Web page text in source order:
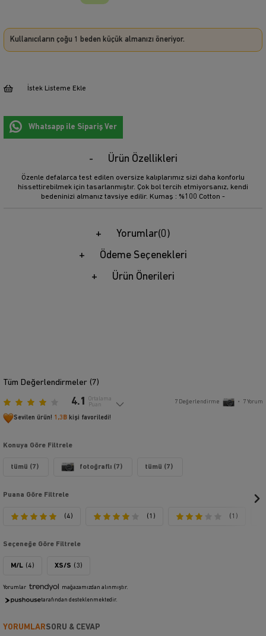
Kullanıcıların çoğu 1 beden küçük almanızı öneriyor.
İstek Listeme Ekle
Whatsapp ile Sipariş Ver
Ürün Özellikleri
Özenle defalarca test edilen oversize kalıplarımız sizi daha konforlu
hissettirebilmek için tasarlanmıştır. Çok bol tercih etmiyorsanız, kendi
bedeninizi almanız tavsiye edilir. Kumaş : %100 Cotton -
Yorumlar(0)
Ödeme Seçenekleri
Ürün Önerileri
Tüm Değerlendirmeler (7)
4.1
Ortalama
Puan
7 Değerlendirme • 7Yorum
Sevilen ürün! 1,3B kişi favoriledi!
Konuya Göre Filtrele
tümü (7) fotoğraflı (7) tümü (7)
Puana Göre Filtrele
(4) (1) (1)
Seçeneğe Göre Filtrele
M/L (4) XS/S (3)
Yorumlar mağazamızdan alınmıştır.
tarafından desteklenmektedir.
YORUMLARSORU & CEVAP